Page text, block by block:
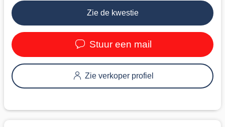
Zie de kwestie
Stuur een mail
Zie verkoper profiel